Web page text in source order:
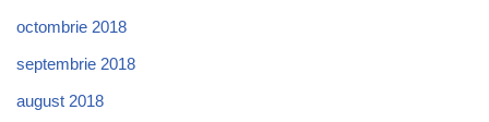
octombrie 2018
septembrie 2018
august 2018